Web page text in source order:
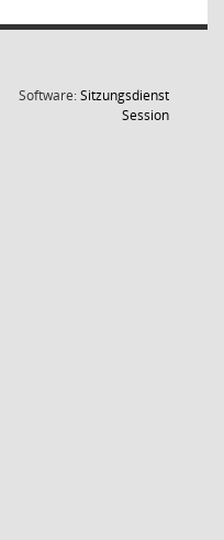
Software:Sitzungsdienst
Session(Wird in